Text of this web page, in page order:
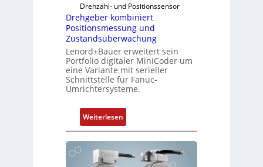
ü
r
d
i
e
A
w
e
u
e
b
r
i
n
g
e
G
Drehzahl- und Positionssensor
Drehgeber kombiniert
Positionsmessung und
Zustandsüberwachung
Lenord+Bauer erweitert sein
Portfolio digitaler MiniCoder um
eine Variante mit serieller
Schnittstelle für Fanuc-
Umrichtersysteme.
Weiterlesen:
D
r
e